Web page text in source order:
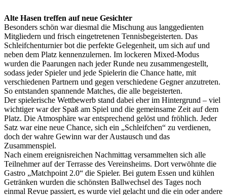
Alte Hasen treffen auf neue Gesichter
Besonders schön war diesmal die Mischung aus langgedienten
Mitgliedern und frisch eingetretenen Tennisbegeisterten. Das
Schleifchenturnier bot die perfekte Gelegenheit, um sich auf und
neben dem Platz kennenzulernen. Im lockeren Mixed-Modus
wurden die Paarungen nach jeder Runde neu zusammengestellt,
sodass jeder Spieler und jede Spielerin die Chance hatte, mit
verschiedenen Partnern und gegen verschiedene Gegner anzutreten.
So entstanden spannende Matches, die alle begeisterten.
Der spielerische Wettbewerb stand dabei eher im Hintergrund – viel
wichtiger war der Spaß am Spiel und die gemeinsame Zeit auf dem
Platz. Die Atmosphäre war entsprechend gelöst und fröhlich. Jeder
Satz war eine neue Chance, sich ein „Schleifchen“ zu verdienen,
doch der wahre Gewinn war der Austausch und das
Zusammenspiel.
Nach einem ereignisreichen Nachmittag versammelten sich alle
Teilnehmer auf der Terrasse des Vereinsheims. Dort verwöhnte die
Gastro „Matchpoint 2.0“ die Spieler. Bei gutem Essen und kühlen
Getränken wurden die schönsten Ballwechsel des Tages noch
einmal Revue passiert, es wurde viel gelacht und die ein oder andere